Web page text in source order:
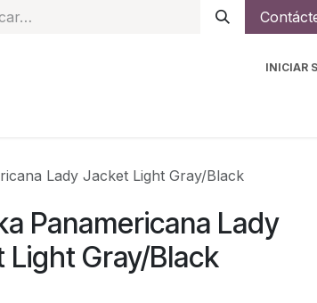
INICIAR
Lady Jacket Light Gray/Black
Panamericana Lady
Light Gray/Black